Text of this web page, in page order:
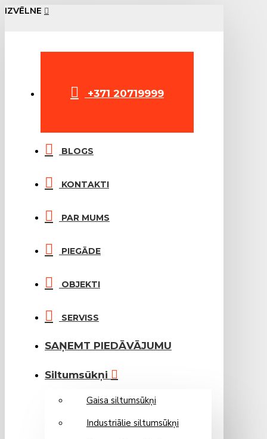
IZVĒLNE
+371 20719999
BLOGS
KONTAKTI
PAR MUMS
PIEGĀDE
OBJEKTI
SERVISS
SAŅEMT PIEDĀVĀJUMU
Siltumsūkņi
Gaisa siltumsūkņi
Industriālie siltumsūkņi